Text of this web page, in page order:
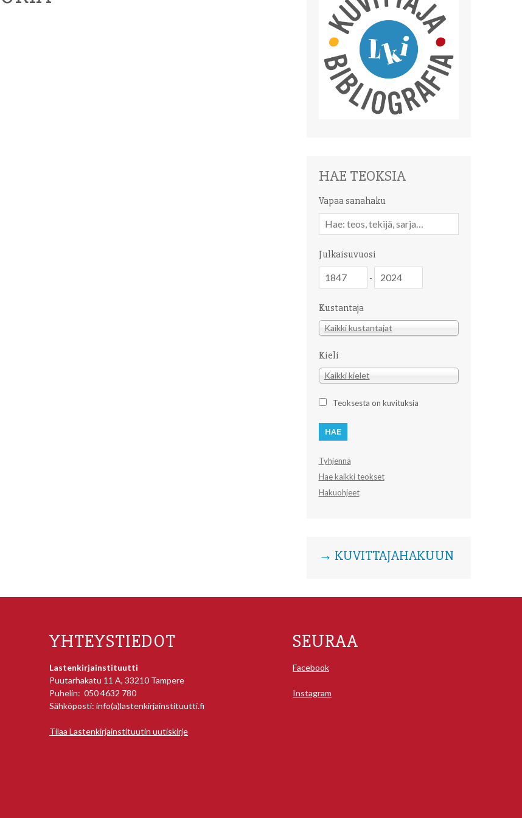
HAE TEOKSIA
Vapaa sanahaku
sanahaku
Julkaisuvuosi
-
Kustantaja
Kustantaja
Kaikki kustantajat
Kieli
Kieli
Kaikki kielet
Teoksesta on kuvituksia
Tyhjennä
Hae kaikki teokset
Hakuohjeet
→ KUVITTAJAHAKUUN
YHTEYSTIEDOT
Lastenkirjainstituutti
Puutarhakatu 11 A, 33210 Tampere
Puhelin: 050 4632 780
Sähköposti: info(a)lastenkirjainstituutti.fi
Tilaa Lastenkirjainstituutin uutiskirje
SEURAA
Facebook
Instagram